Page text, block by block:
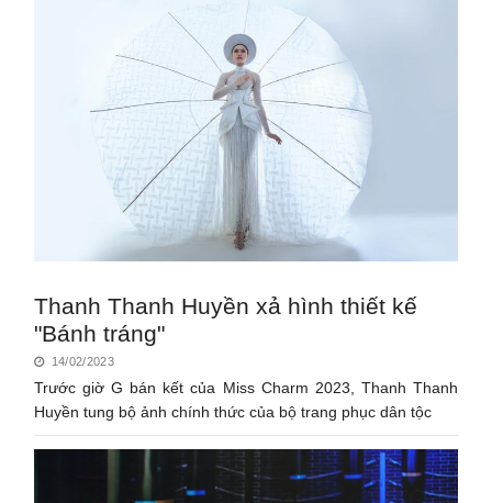
Thanh Thanh Huyền xả hình thiết kế
"Bánh tráng"
14/02/2023
Trước giờ G bán kết của Miss Charm 2023, Thanh Thanh
Huyền tung bộ ảnh chính thức của bộ trang phục dân tộc